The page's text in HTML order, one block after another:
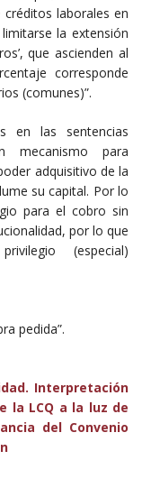
laborales en
la extensión
que ascienden al
corresponde
(comunes)”.
en las sentencias
mecanismo para
adquisitivo de la
su capital. Por lo
para el cobro sin
por lo que
(especial)
pedida”.
Interpretación
la LCQ a la luz de
del Convenio